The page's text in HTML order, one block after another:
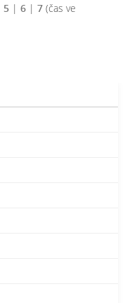
5 | 6 | 7 (čas ve